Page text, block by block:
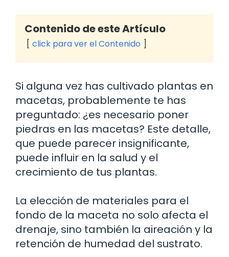
Contenido de este Artículo
click para ver el Contenido
Si alguna vez has cultivado plantas en
macetas, probablemente te has
preguntado: ¿es necesario poner
piedras en las macetas? Este detalle,
que puede parecer insignificante,
puede influir en la salud y el
crecimiento de tus plantas.
La elección de materiales para el
fondo de la maceta no solo afecta el
drenaje, sino también la aireación y la
retención de humedad del sustrato.